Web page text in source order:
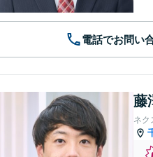
電話でお問い
藤
ネク